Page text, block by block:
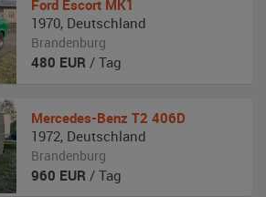
Ford Escort MK1
1970, Deutschland
Brandenburg
480 EUR / Tag
Mercedes-Benz T2 406D
1972, Deutschland
Brandenburg
960 EUR / Tag